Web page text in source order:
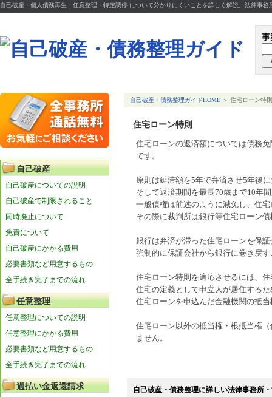
自己破産・個人債務再生・任意整理・特定調停 について分かりにくいことを詳しく解説。法律事務
事
自己破産
自己破産についての説明
自己破産で制限されること
同時廃止について
免責について
自己破産にかかる費用
必要書類など用意するもの
全手続き完了までの流れ
任意整理
任意整理についての説明
任意整理にかかる費用
必要書類など用意するもの
全手続き完了までの流れ
過払い金返還請求
自己破産・債務整理ガイドHOME ＞ 住宅ローン特則
住宅ローン特則
住宅ローンの返済額については債務
です。
原則は延滞額を5年で弁済させ5年後
そして返済期間を最長70歳まで10年
一般債権は前述のように減免し、住
その際に裁判所は銀行等住宅ローン
銀行は弁済が滞った住宅ローンを保
強制的に保証会社から銀行に巻き戻
住宅ローン特則を適応させるには、
住宅の定義として申立人が居住する
住宅ローンを申込んだ金融機関の抵
住宅ローン以外の抵当権・根抵当権
ません。
自己破産・債務整理に詳しい法律事務所